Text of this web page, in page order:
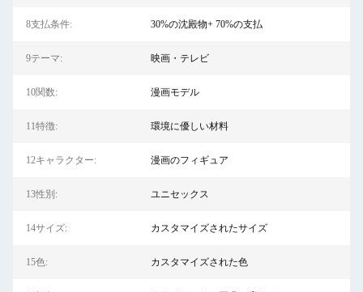
8支払条件: 30%の沈殿物+ 70%の支払
9テーマ: 映画・テレビ
10関数: 漫画モデル
11特徴: 環境に優しい材料
12キャラクター: 漫画のフィギュア
13性別: ユニセックス
14サイズ: カスタマイズされたサイズ
15色: カスタマイズされた色